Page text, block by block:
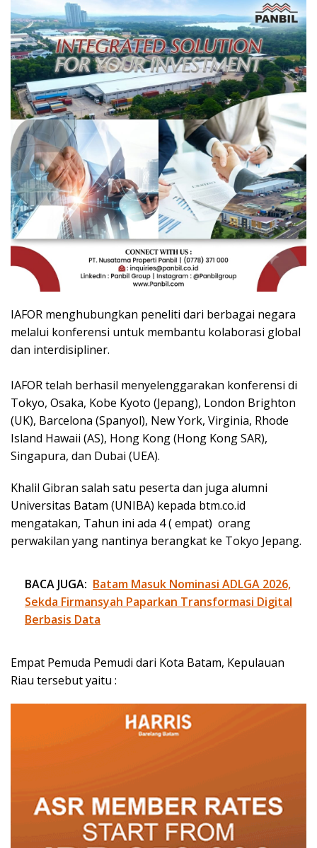
IAFOR menghubungkan peneliti dari berbagai negara
melalui konferensi untuk membantu kolaborasi global
dan interdisipliner.
IAFOR telah berhasil menyelenggarakan konferensi di
Tokyo, Osaka, Kobe Kyoto (Jepang), London Brighton
(UK), Barcelona (Spanyol), New York, Virginia, Rhode
Island Hawaii (AS), Hong Kong (Hong Kong SAR),
Singapura, dan Dubai (UEA).
Khalil Gibran salah satu peserta dan juga alumni
Universitas Batam (UNIBA) kepada btm.co.id
mengatakan, Tahun ini ada 4 ( empat) orang
perwakilan yang nantinya berangkat ke Tokyo Jepang.
BACA JUGA: Batam Masuk Nominasi ADLGA 2026,
Sekda Firmansyah Paparkan Transformasi Digital
Berbasis Data
Empat Pemuda Pemudi dari Kota Batam, Kepulauan
Riau tersebut yaitu :